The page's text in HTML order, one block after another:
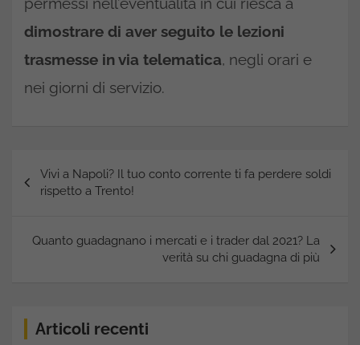
dimostrare di aver seguito le lezioni
trasmesse in via telematica, negli orari e
nei giorni di servizio.
articoli
Vivi a Napoli? Il tuo conto corrente ti fa perdere soldi
rispetto a Trento!
Quanto guadagnano i mercati e i trader dal 2021? La
verità su chi guadagna di più
Articoli recenti